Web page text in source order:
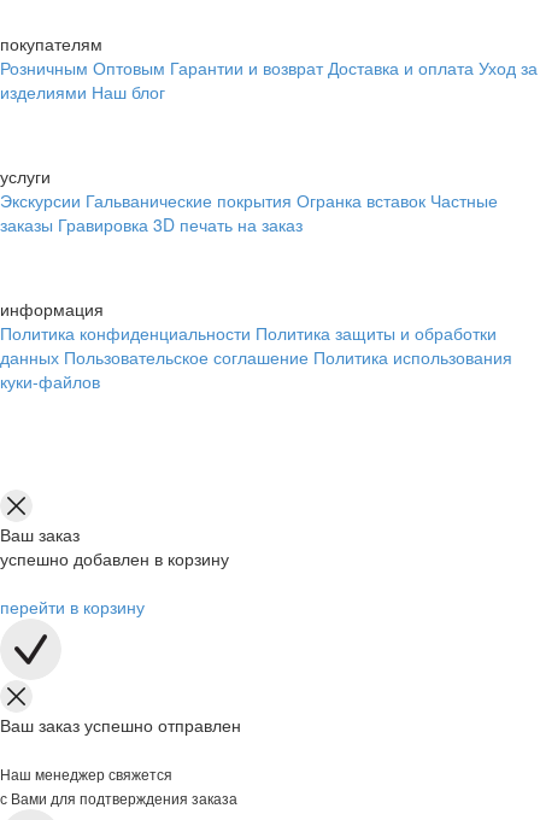
покупателям
Розничным Оптовым Гарантии и возврат Доставка и оплата Уход за
изделиями Наш блог
услуги
Экскурсии Гальванические покрытия Огранка вставок Частные
заказы Гравировка 3D печать на заказ
информация
Политика конфиденциальности Политика защиты и обработки
данных Пользовательское соглашение Политика использования
куки-файлов
Ваш заказ
успешно добавлен в корзину
перейти в корзину
Ваш заказ успешно отправлен
Наш менеджер свяжется
с Вами для подтверждения заказа